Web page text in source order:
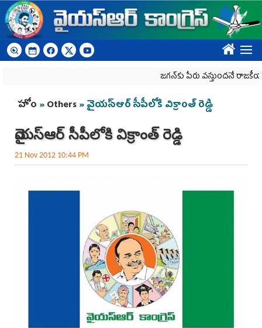
Skip to main content
????
జగన్‌కు పేరు వస్తుందనే రాజకీయ కక్షతో
You are here
హోం »Others» వైయస్ఆర్ సీపీలోకి విక్రాంత్ రెడ్డి
వైయస్ఆర్ సీపీలోకి విక్రాంత్ రెడ్డి
21 Nov 2012 10:44 PM